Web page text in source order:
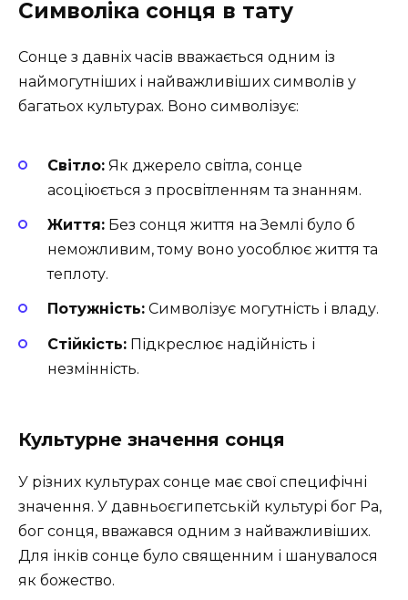
Символіка сонця в тату
Сонце з давніх часів вважається одним із
наймогутніших і найважливіших символів у
багатьох культурах. Воно символізує:
Світло: Як джерело світла, сонце
асоціюється з просвітленням та знанням.
Життя: Без сонця життя на Землі було б
неможливим, тому воно уособлює життя та
теплоту.
Потужність: Символізує могутність і владу.
Стійкість: Підкреслює надійність і
незмінність.
Культурне значення сонця
У різних культурах сонце має свої специфічні
значення. У давньоєгипетській культурі бог Ра,
бог сонця, вважався одним з найважливіших.
Для інків сонце було священним і шанувалося
як божество.